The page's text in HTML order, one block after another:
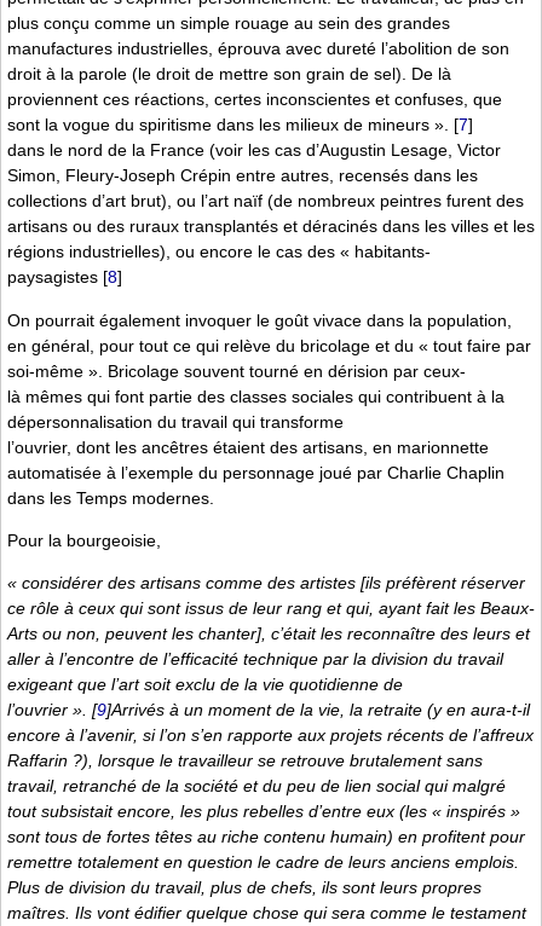
plus conçu comme un simple rouage au sein des grandes
manufactures industrielles, éprouva avec dureté l’abolition de son
droit à la parole (le droit de mettre son grain de sel). De là
proviennent ces réactions, certes inconscientes et confuses, que
sont la vogue du spiritisme dans les milieux de mineurs ». [7]
dans le nord de la France (voir les cas d’Augustin Lesage, Victor
Simon, Fleury-Joseph Crépin entre autres, recensés dans les
collections d’art brut), ou l’art naïf (de nombreux peintres furent des
artisans ou des ruraux transplantés et déracinés dans les villes et les
régions industrielles), ou encore le cas des « habitants-
paysagistes [8]
On pourrait également invoquer le goût vivace dans la population,
en général, pour tout ce qui relève du bricolage et du « tout faire par
soi-même ». Bricolage souvent tourné en dérision par ceux-
là mêmes qui font partie des classes sociales qui contribuent à la
dépersonnalisation du travail qui transforme
l’ouvrier, dont les ancêtres étaient des artisans, en marionnette
automatisée à l’exemple du personnage joué par Charlie Chaplin
dans les Temps modernes.
Pour la bourgeoisie,
« considérer des artisans comme des artistes [ils préfèrent réserver
ce rôle à ceux qui sont issus de leur rang et qui, ayant fait les Beaux-
Arts ou non, peuvent les chanter], c’était les reconnaître des leurs et
aller à l’encontre de l’efficacité technique par la division du travail
exigeant que l’art soit exclu de la vie quotidienne de
l’ouvrier ». [9]Arrivés à un moment de la vie, la retraite (y en aura-t-il
encore à l’avenir, si l’on s’en rapporte aux projets récents de l’affreux
Raffarin ?), lorsque le travailleur se retrouve brutalement sans
travail, retranché de la société et du peu de lien social qui malgré
tout subsistait encore, les plus rebelles d’entre eux (les « inspirés »
sont tous de fortes têtes au riche contenu humain) en profitent pour
remettre totalement en question le cadre de leurs anciens emplois.
Plus de division du travail, plus de chefs, ils sont leurs propres
maîtres. Ils vont édifier quelque chose qui sera comme le testament